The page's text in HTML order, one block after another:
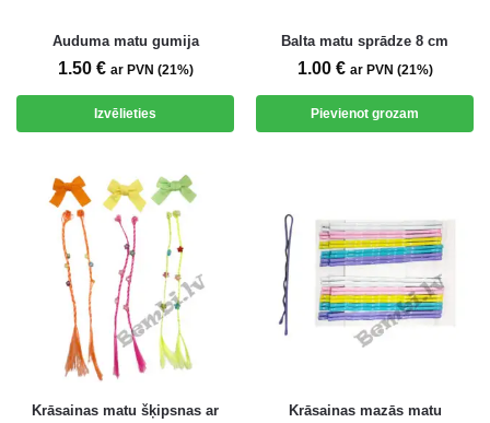
Auduma matu gumija
1.50 € ar PVN (21%)
Izvēlieties
Balta matu sprādze 8 cm
1.00 € ar PVN (21%)
Pievienot grozam
Krāsainas matu šķipsnas ar
Krāsainas mazās matu